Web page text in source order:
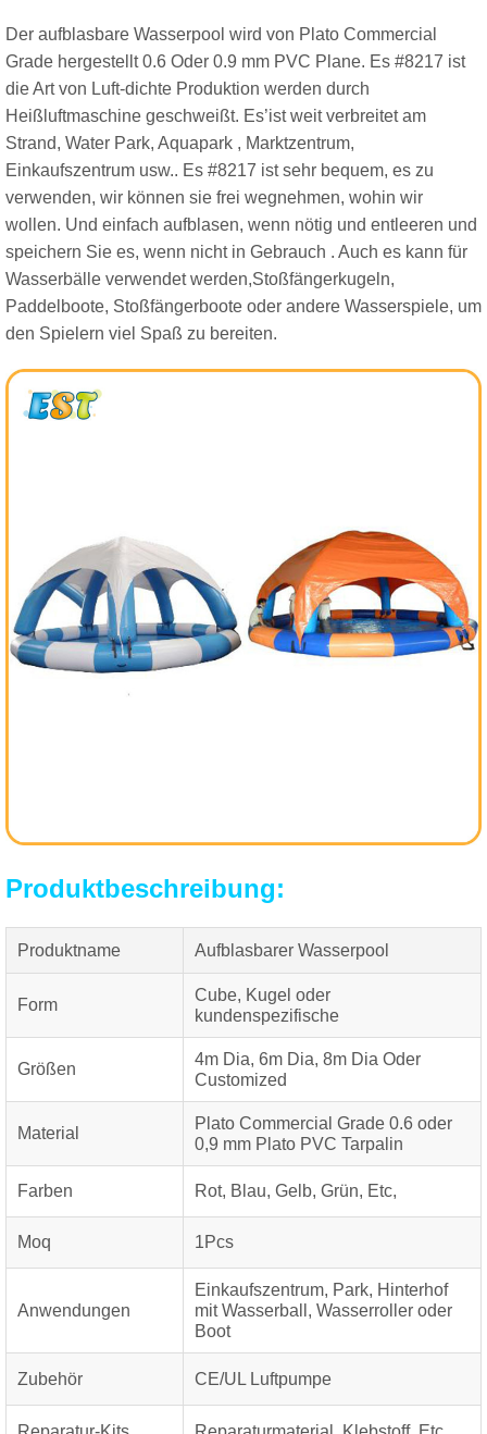
Der aufblasbare Wasserpool wird von Plato Commercial
Grade hergestellt 0.6 Oder 0.9 mm PVC Plane. Es #8217 ist
die Art von Luft-dichte Produktion werden durch
Heißluftmaschine geschweißt. Es’ist weit verbreitet am
Strand, Water Park, Aquapark , Marktzentrum,
Einkaufszentrum usw.. Es #8217 ist sehr bequem, es zu
verwenden, wir können sie frei wegnehmen, wohin wir
wollen. Und einfach aufblasen, wenn nötig und entleeren und
speichern Sie es, wenn nicht in Gebrauch . Auch es kann für
Wasserbälle verwendet werden,Stoßfängerkugeln,
Paddelboote, Stoßfängerboote oder andere Wasserspiele, um
den Spielern viel Spaß zu bereiten.
Produktbeschreibung:
Produktname Aufblasbarer Wasserpool
Form
Cube, Kugel oder
kundenspezifische
Größen
4m Dia, 6m Dia, 8m Dia Oder
Customized
Material
Plato Commercial Grade 0.6 oder
0,9 mm Plato PVC Tarpalin
Farben Rot, Blau, Gelb, Grün, Etc,
Moq 1Pcs
Anwendungen
Einkaufszentrum, Park, Hinterhof
mit Wasserball, Wasserroller oder
Boot
Zubehör CE/UL Luftpumpe